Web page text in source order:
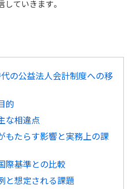
していきます。
代の公益法人会計制度への移
的
な相違点
もたらす影響と実務上の課
際基準との比較
と想定される課題